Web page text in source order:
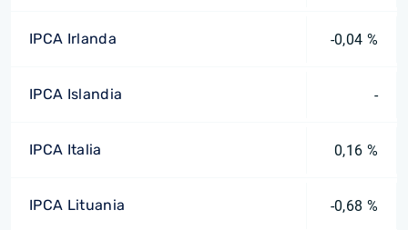
IPCA Irlanda -0,04 %
IPCA Islandia -
IPCA Italia 0,16 %
IPCA Lituania -0,68 %